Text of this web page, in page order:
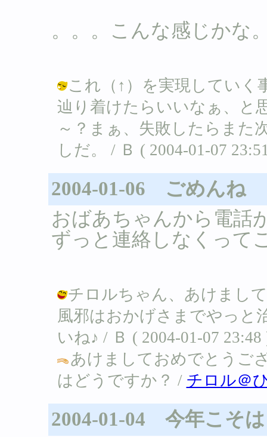
。。。こんな感じかな
これ（↑）を実現していく
辿り着けたらいいなぁ、と
～？まぁ、失敗したらまた
しだ。 / Ｂ ( 2004-01-07
2004-01-06 ごめんね
おばあちゃんから電話
ずっと連絡しなくって
チロルちゃん、あけまし
風邪はおかげさまでやっ
いね♪ / Ｂ ( 2004-01-07 23:48
あけましておめでとうご
はどうですか？ / チロル＠
2004-01-04 今年こそ